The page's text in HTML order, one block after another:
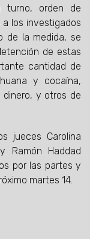
turno, orden de
a los investigados
de la medida, se
de estas
cantidad de
y cocaína,
y otros de
jueces Carolina
Ramón Haddad
por las partes y
martes 14.